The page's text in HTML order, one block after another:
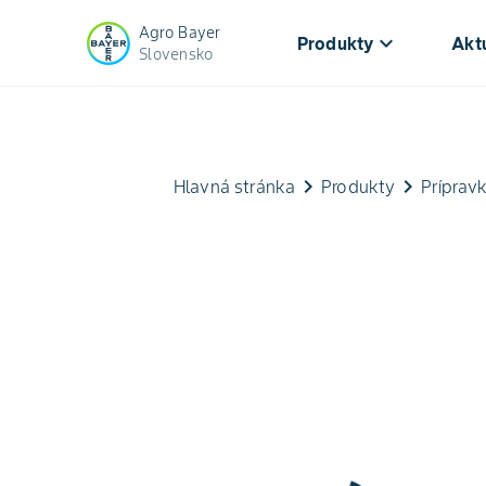
Agro Bayer
Slovensko
Produkty keyboard_arrow_down
Hlavná stránka keyboard_arrow_right Produkty keyboard_arrow_right